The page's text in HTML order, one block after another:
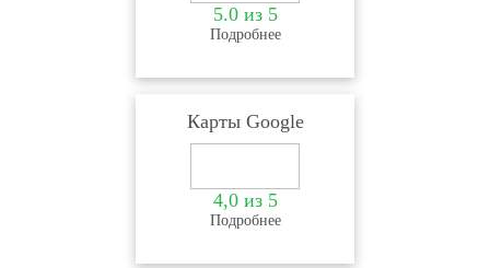
5.0 из 5
Подробнее
Карты Google
4,0 из 5
Подробнее